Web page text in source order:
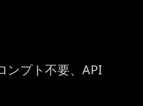
ンプト不要、API